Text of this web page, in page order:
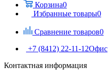
Корзина0
Избранные товары0
Сравнение товаров0
+7 (8412) 22-11-12Офис
Контактная информация